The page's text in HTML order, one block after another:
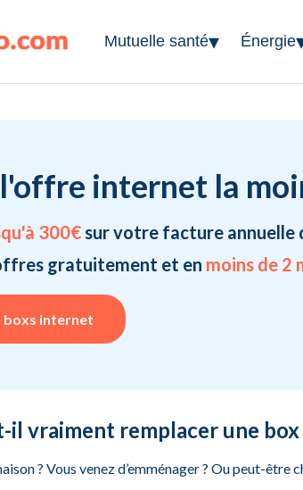
Mutuelle santé▾ Énergie
internet la
300€ sur votre facture
gratuitement et en moins de 2
boxs internet
vraiment remplacer une
? Vous venez d’emménager ? Ou peut-